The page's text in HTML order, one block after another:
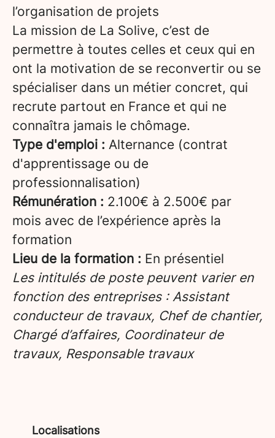
l’organisation de projets
La mission de La Solive, c’est de
permettre à toutes celles et ceux qui en
ont la motivation de se reconvertir ou se
spécialiser dans un métier concret, qui
recrute partout en France et qui ne
connaîtra jamais le chômage.
Type d'emploi : Alternance (contrat
d'apprentissage ou de
professionnalisation)
Rémunération : 2.100€ à 2.500€ par
mois avec de l’expérience après la
formation
Lieu de la formation : En présentiel
Les intitulés de poste peuvent varier en
fonction des entreprises : Assistant
conducteur de travaux, Chef de chantier,
Chargé d’affaires, Coordinateur de
travaux, Responsable travaux
Localisations